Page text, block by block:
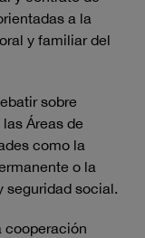
a la
y familiar del
sobre
Áreas de
como la
o la
seguridad social.
cooperación